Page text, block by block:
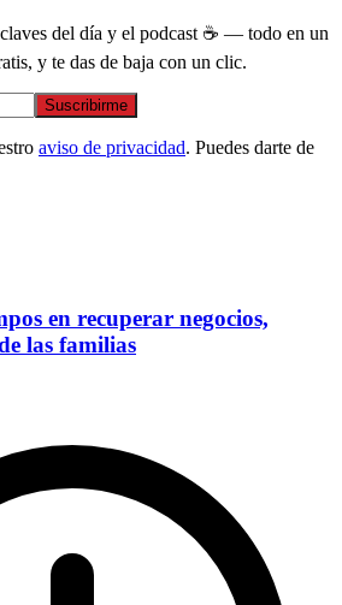
del día y el podcast ☕ — todo en un
y te das de baja con un clic.
Suscribirme
aviso de privacidad. Puedes darte de
en recuperar negocios,
las familias